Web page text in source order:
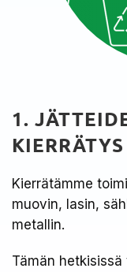
1.
KIERRÄTYS ​
Kierrätämme
muovin, lasin,
metallin.
Tämän